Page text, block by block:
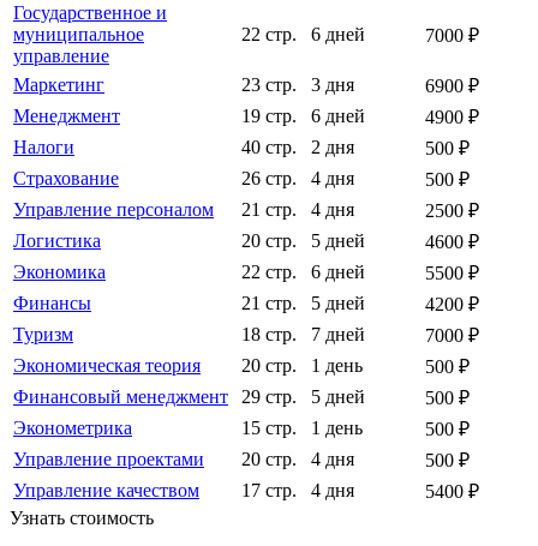
Государственное и
муниципальное
управление
22 стр. 6 дней 7000 ₽
Маркетинг 23 стр. 3 дня
6900 ₽
Менеджмент
19 стр. 6 дней
4900 ₽
Налоги
40 стр. 2 дня
500 ₽
Страхование
26 стр. 4 дня
500 ₽
Управление персоналом
21 стр. 4 дня
2500 ₽
Логистика
20 стр. 5 дней
4600 ₽
Экономика
22 стр. 6 дней
5500 ₽
Финансы
21 стр. 5 дней
4200 ₽
Туризм
18 стр. 7 дней
7000 ₽
Экономическая теория
20 стр. 1 день
500 ₽
Финансовый менеджмент
29 стр. 5 дней
500 ₽
Эконометрика
15 стр. 1 день
500 ₽
Управление проектами
20 стр. 4 дня
500 ₽
Управление качеством
17 стр. 4 дня
5400 ₽
Узнать стоимость